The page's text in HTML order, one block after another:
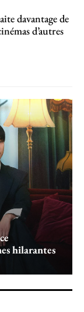
davantage de
d’autres
hilarantes